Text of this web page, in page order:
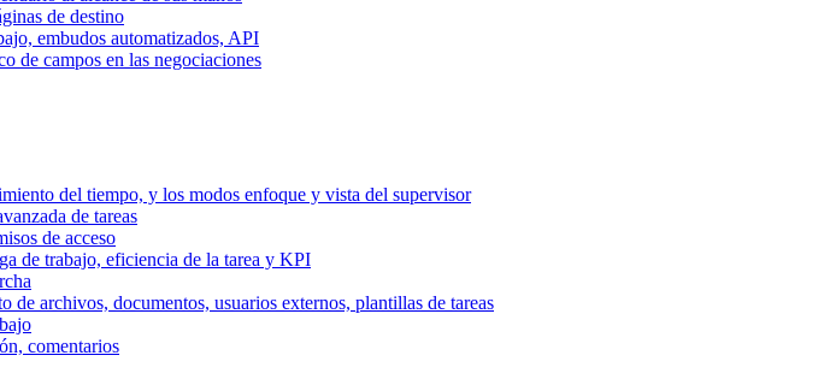
de destino
embudos automatizados, API
de campos en las negociaciones
del tiempo, y los modos enfoque y vista del supervisor
de tareas
de acceso
de trabajo, eficiencia de la tarea y KPI
de archivos, documentos, usuarios externos, plantillas de tareas
comentarios